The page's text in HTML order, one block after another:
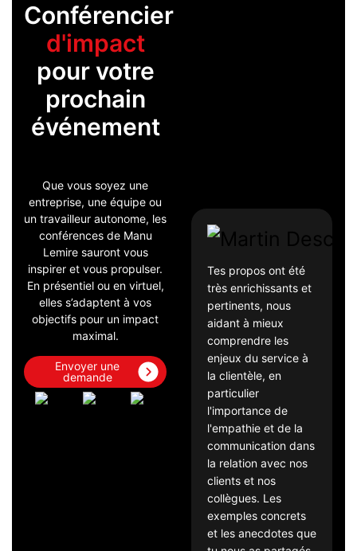
Conférencier
d'impact
pour votre
prochain
événement
Que vous soyez une
entreprise, une équipe ou
un travailleur autonome, les
conférences de Manu
Lemire sauront vous
inspirer et vous propulser.
En présentiel ou en virtuel,
elles s’adaptent à vos
objectifs pour un impact
maximal.
Envoyer une
demande
Tes propos ont été
très enrichissants et
pertinents, nous
aidant à mieux
comprendre les
enjeux du service à
la clientèle, en
particulier
l'importance de
l'empathie et de la
communication dans
la relation avec nos
clients et nos
collègues. Les
exemples concrets
et les anecdotes que